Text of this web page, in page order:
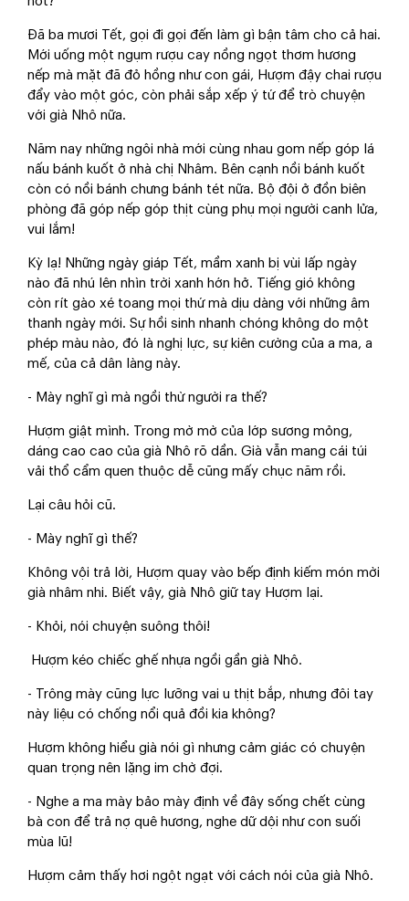
Đã ba mươi Tết, gọi đi gọi đến làm gì bận tâm cho cả hai.
Mới uống một ngụm rượu cay nồng ngọt thơm hương
nếp mà mặt đã đỏ hồng như con gái, Hượm đậy chai rượu
đẩy vào một góc, còn phải sắp xếp ý tứ để trò chuyện
với già Nhô nữa.
Năm nay những ngôi nhà mới cùng nhau gom nếp góp lá
nấu bánh kuốt ở nhà chị Nhâm. Bên cạnh nồi bánh kuốt
còn có nồi bánh chưng bánh tét nữa. Bộ đội ở đồn biên
phòng đã góp nếp góp thịt cùng phụ mọi người canh lửa,
vui lắm!
Kỳ lạ! Những ngày giáp Tết, mầm xanh bị vùi lấp ngày
nào đã nhú lên nhìn trời xanh hớn hở. Tiếng gió không
còn rít gào xé toang mọi thứ mà dịu dàng với những âm
thanh ngày mới. Sự hồi sinh nhanh chóng không do một
phép màu nào, đó là nghị lực, sự kiên cường của a ma, a
mế, của cả dân làng này.
- Mày nghĩ gì mà ngồi thừ người ra thế?
Hượm giật mình. Trong mờ mờ của lớp sương mỏng,
dáng cao cao của già Nhô rõ dần. Già vẫn mang cái túi
vải thổ cẩm quen thuộc dễ cũng mấy chục năm rồi.
Lại câu hỏi cũ.
- Mày nghĩ gì thế?
Không vội trả lời, Hượm quay vào bếp định kiếm món mời
già nhâm nhi. Biết vậy, già Nhô giữ tay Hượm lại.
- Khỏi, nói chuyện suông thôi!
Hượm kéo chiếc ghế nhựa ngồi gần già Nhô.
- Trông mày cũng lực lưỡng vai u thịt bắp, nhưng đôi tay
này liệu có chống nổi quả đồi kia không?
Hượm không hiểu già nói gì nhưng cảm giác có chuyện
quan trọng nên lặng im chờ đợi.
- Nghe a ma mày bảo mày định về đây sống chết cùng
bà con để trả nợ quê hương, nghe dữ dội như con suối
mùa lũ!
Hượm cảm thấy hơi ngột ngạt với cách nói của già Nhô.